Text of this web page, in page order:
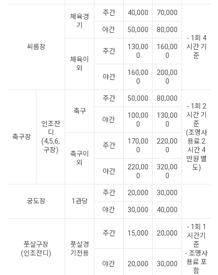
씨름장
체육경
기
주간 40,000 70,000
- 1회 4
시간 기
준
야간 50,000 80,000
체육이
외
주간
130,00
0
160,00
0
야간
160,00
0
200,00
0
축구장
인조잔
디
(4,5,6,
구장)
축구
주간 50,000
80,000
- 1회 2
시간 기
준
(조명사
용료:2
시간 4
만원 별
도)
야간
100,00
0
130,00
0
축구이
외
주간
170,00
0
220,00
0
야간
220,00
0
320,00
0
궁도장 1관당
주간 20,000 30,000
야간 30,000 40,000
풋살구장
(인조잔디)
풋살경
기전용
주간 15,000 20,000
- 1회 1
시간기
준
- 조명사
용료 포
함
야간 20,000 30,000